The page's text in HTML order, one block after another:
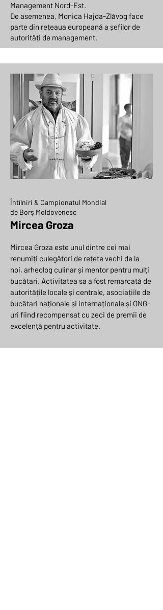
Management Nord-Est.
De asemenea, Monica Hajda-Zlăvog face
parte din rețeaua europeană a șefilor de
autorități de management.
Întîlniri & Campionatul Mondial
de Borș Moldovenesc
Mircea Groza
Mircea Groza este unul dintre cei mai
renumiți culegători de rețete vechi de la
noi, arheolog culinar și mentor pentru mulți
bucătari. Activitatea sa a fost remarcată de
autoritățile locale și centrale, asociațiile de
bucătari naționale și internaționale și ONG-
uri fiind recompensat cu zeci de premii de
excelență pentru activitate.